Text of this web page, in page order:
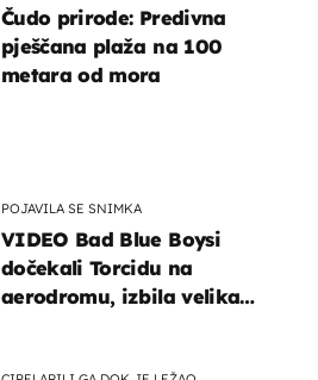
POJAVILA SE SNIMKA
VIDEO Bad Blue Boysi
dočekali Torcidu na
aerodromu, izbila velika
Čudo prirode: Predivna
pješčana plaža na 100
metara od mora